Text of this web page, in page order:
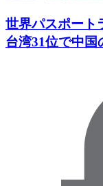
世界パスポー
台湾31位で中